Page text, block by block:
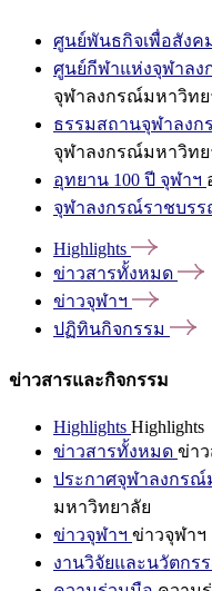
ศูนย์พันธกิจเพื่อสังค
ศูนย์กีฬาแห่งจุฬาล
จุฬาลงกรณ์มหาวิทย
ธรรมสถานจุฬาลง
จุฬาลงกรณ์มหาวิทย
อุทยาน 100 ปี จุฬาฯ
จุฬาลงกรณ์ราชบร
Highlights
ข่าวสารทั้งหมด
ข่าวจุฬาฯ
ปฏิทินกิจกรรม
ข่าวสารและกิจกรรม
Highlights Highlights
ข่าวสารทั้งหมด ข่า
ประกาศจุฬาลงกรณ์
มหาวิทยาลัย
ข่าวจุฬาฯ ข่าวจุฬาฯ
งานวิจัยและนวัตกร